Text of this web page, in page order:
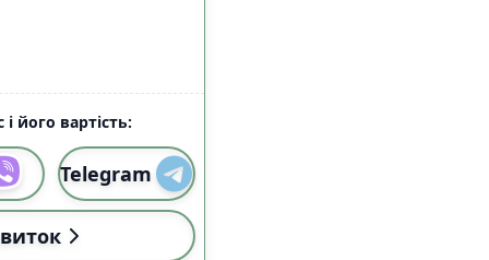
його вартість:
Telegram